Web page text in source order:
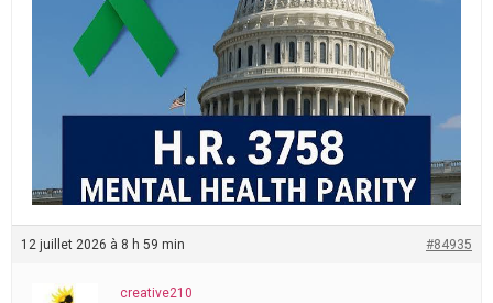
12 juillet 2026 à 8 h 59 min #84935
creative210